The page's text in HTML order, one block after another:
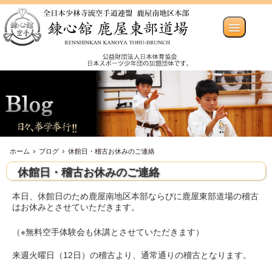
ホーム ブログ 休館日・稽古お休みのご連絡
休館日・稽古お休みのご連絡
本日、休館日のため鹿屋南地区本部ならびに鹿屋東部道場の稽古
はお休みとさせていただきます。
（※無料空手体験会も休講とさせていただきます）
来週火曜日（12日）の稽古より、通常通りの稽古となります。